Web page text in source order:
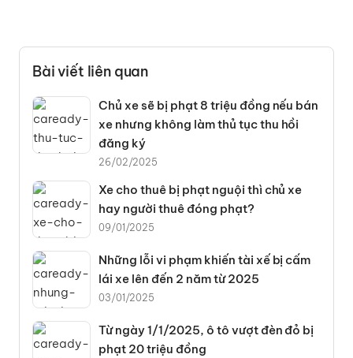
Bài viết liên quan
Chủ xe sẽ bị phạt 8 triệu đồng nếu bán
xe nhưng không làm thủ tục thu hồi
đăng ký
26/02/2025
Xe cho thuê bị phạt nguội thì chủ xe
hay người thuê đóng phạt?
09/01/2025
Những lỗi vi phạm khiến tài xế bị cấm
lái xe lên đến 2 năm từ 2025
03/01/2025
Từ ngày 1/1/2025, ô tô vượt đèn đỏ bị
phạt 20 triệu đồng